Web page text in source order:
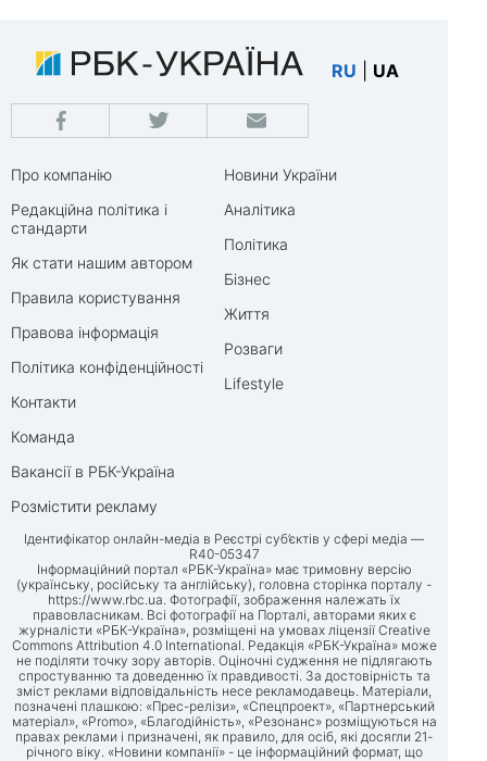
RU UA
Про компанію
Редакційна політика і
стандарти
Як стати нашим автором
Правила користування
Правова інформація
Політика конфіденційності
Контакти
Команда
Вакансії в РБК-Україна
Розмістити рекламу
Новини України
Аналітика
Політика
Бізнес
Життя
Розваги
Lifestyle
Ідентифікатор онлайн-медіа в Реєстрі суб’єктів у сфері медіа —
R40-05347
Інформаційний портал «РБК-Україна» має тримовну версію
(українську, російську та англійську), головна сторінка порталу -
https://www.rbc.ua. Фотографії, зображення належать їх
правовласникам. Всі фотографії на Порталі, авторами яких є
журналісти «РБК-Україна», розміщені на умовах ліцензії Creative
Commons Attribution 4.0 International. Редакція «РБК-Україна» може
не поділяти точку зору авторів. Оціночні судження не підлягають
спростуванню та доведенню їх правдивості. За достовірність та
зміст реклами відповідальність несе рекламодавець. Матеріали,
позначені плашкою: «Прес-релізи», «Спецпроект», «Партнерський
матеріал», «Promo», «Благодійність», «Резонанс» розміщуються на
правах реклами і призначені, як правило, для осіб, які досягли 21-
річного віку. «Новини компанії» - це інформаційний формат, що